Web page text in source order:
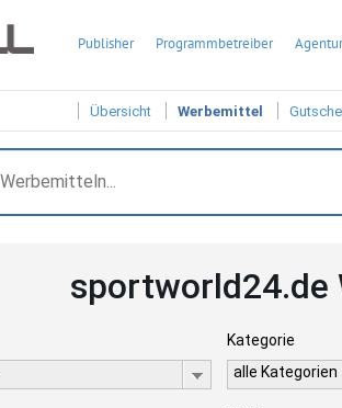
Publisher Programmbetreiber Agentur
Übersicht Werbemittel
sportworld24.de
Kategorie
alle Kategorien